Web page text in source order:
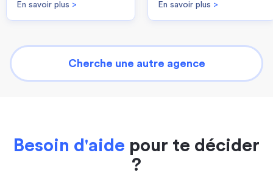
En savoir plus > En savoir plus >
Cherche une autre agence
Besoin d'aide pour te décider
?